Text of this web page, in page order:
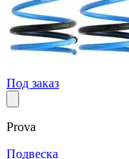
Под заказ
Prova
Подвеска